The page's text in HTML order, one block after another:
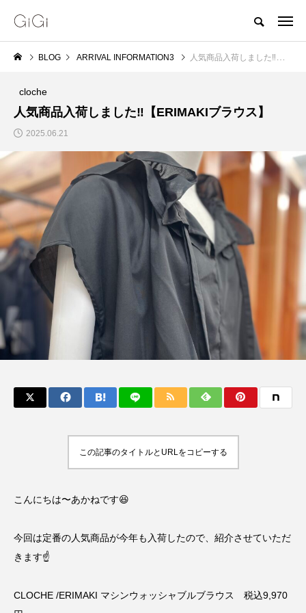
BLOG ARRIVAL INFORMATION3 人気商品入荷しました‼︎【ERIMAKIブラウス】
cloche
人気商品入荷しました‼︎【ERIMAKIブラウス】
2025.06.21
この記事のタイトルとURLをコピーする
こんにちは〜あかねです😆
今回は定番の人気商品が今年も入荷したので、紹介させていただ
きます☝️
CLOCHE /ERIMAKI マシンウォッシャブルブラウス 税込9,970